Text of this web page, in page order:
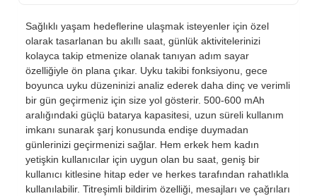
Sağlıklı yaşam hedeflerine ulaşmak isteyenler için özel
olarak tasarlanan bu akıllı saat, günlük aktivitelerinizi
kolayca takip etmenize olanak tanıyan adım sayar
özelliğiyle ön plana çıkar. Uyku takibi fonksiyonu, gece
boyunca uyku düzeninizi analiz ederek daha dinç ve verimli
bir gün geçirmeniz için size yol gösterir. 500-600 mAh
aralığındaki güçlü batarya kapasitesi, uzun süreli kullanım
imkanı sunarak şarj konusunda endişe duymadan
günlerinizi geçirmenizi sağlar. Hem erkek hem kadın
yetişkin kullanıcılar için uygun olan bu saat, geniş bir
kullanıcı kitlesine hitap eder ve herkes tarafından rahatlıkla
kullanılabilir. Titreşimli bildirim özelliği, mesajları ve çağrıları